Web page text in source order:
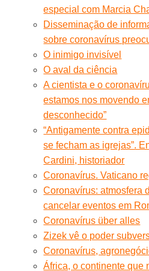
especial com Marcia
Disseminação de
sobre coronavírus
O inimigo invisível
O aval da ciência
A cientista e o
estamos nos movendo
desconhecido”
“Antigamente contra
se fecham as igrejas”.
Cardini, historiador
Coronavírus. Vaticano
Coronavírus: atmosfera
cancelar eventos em
Coronavírus über alles
Zizek vê o poder
Coronavírus,
África, o continente que